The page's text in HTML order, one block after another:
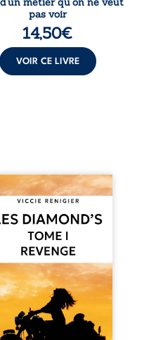
pas voir
14,50€
VOIR CE LIVRE
est à la tête des
un clan de motards
réputé et respecté que
dans tout le pays. Rien
prédestinait à cette vie,
les épreuves ont forgé
dure, inaccessible
à ne jamais dévoiler
jusqu’à ce que
Juan croise sa
Chef d’une famille de
Juan porte lui aussi le
poids ...